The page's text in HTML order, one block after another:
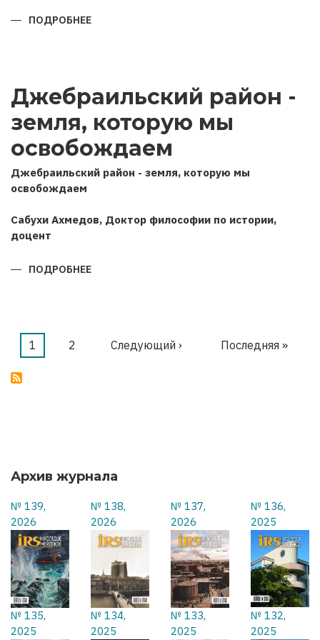
ПОДРОБНЕЕ
ГОДА
(НА
ИНТЕРВЬЮ
ГЛАВЫ
РОССИЙСКИМ
ИНФОРМАЦИОННЫМ
АГЕНТСТВАМ
ТАСС
Джебраильский район -
земля, которую мы
освобождаем
Джебраильский район - земля, которую мы
освобождаем
Сабухи Ахмедов, Доктор философии по истории,
доцент
ПОДРОБНЕЕ
ОСВОБОЖДАЕМ
Нумерация
страниц
Текущая
1 Страница
2
Следующая
Следующий ›
Последняя
Последняя »
Архив журнала
№ 139,
2026
№ 138,
2026
№ 137,
2026
№ 136,
2025
№ 135,
2025
№ 134,
2025
№ 133,
2025
№ 132,
2025